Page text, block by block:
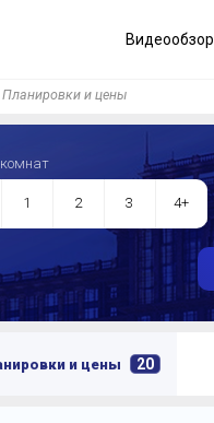
Планировки и цены
1 2 3 4+
и цены 20